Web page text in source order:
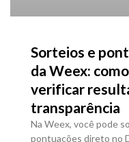
Sorteios e
da Weex:
verificar
transparência
Na Weex, você pode
pontuações direto no